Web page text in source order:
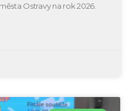
Ostravy na rok 2026.